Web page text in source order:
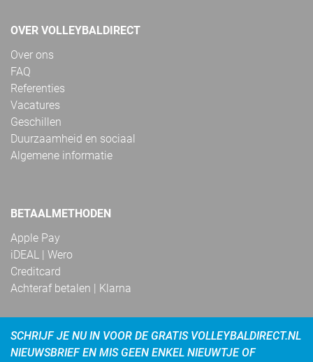
OVER VOLLEYBALDIRECT
Over ons
FAQ
Referenties
Vacatures
Geschillen
Duurzaamheid en sociaal
Algemene informatie
BETAALMETHODEN
Apple Pay
iDEAL | Wero
Creditcard
Achteraf betalen | Klarna
SCHRIJF JE NU IN VOOR DE GRATIS VOLLEYBALDIRECT.NL
NIEUWSBRIEF EN MIS GEEN ENKEL NIEUWTJE OF